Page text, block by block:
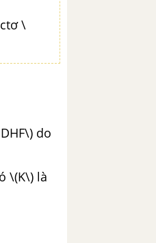
\
do
\(K\) là